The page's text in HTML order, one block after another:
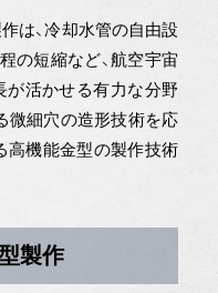
は、冷却水管の自由設
の短縮など、航空宇宙
活かせる有力な分野
微細穴の造形技術を応
高機能金型の製作技術
製作